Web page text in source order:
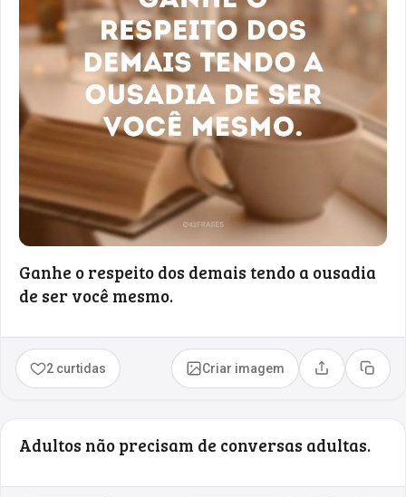
Ganhe o respeito dos demais tendo a ousadia
de ser você mesmo.
2 curtidas Criar imagem Compartilhar
Copiar
Adultos não precisam de conversas adultas.